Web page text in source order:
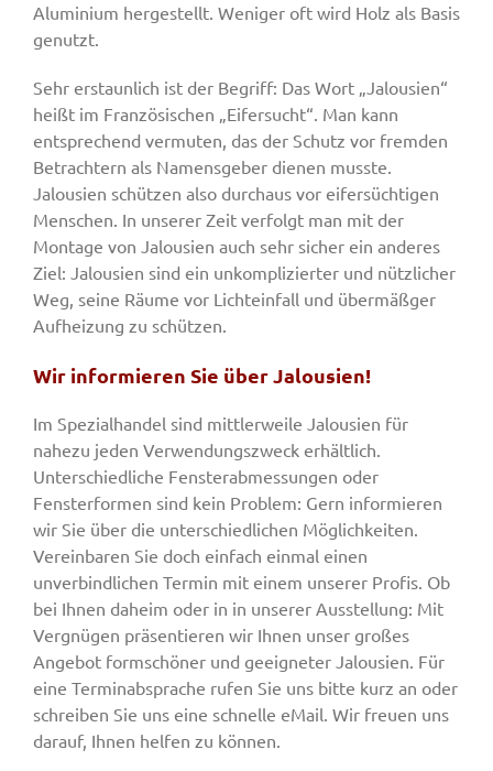
Team
Jobs
Kontakt
Aluminium hergestellt. Weniger oft wird Holz als Basis
genutzt.
Sehr erstaunlich ist der Begriff: Das Wort „Jalousien“
heißt im Französischen „Eifersucht“. Man kann
entsprechend vermuten, das der Schutz vor fremden
Betrachtern als Namensgeber dienen musste.
Jalousien schützen also durchaus vor eifersüchtigen
Menschen. In unserer Zeit verfolgt man mit der
Montage von Jalousien auch sehr sicher ein anderes
Ziel: Jalousien sind ein unkomplizierter und nützlicher
Weg, seine Räume vor Lichteinfall und übermäßger
Aufheizung zu schützen.
Wir informieren Sie über Jalousien!
Im Spezialhandel sind mittlerweile Jalousien für
nahezu jeden Verwendungszweck erhältlich.
Unterschiedliche Fensterabmessungen oder
Fensterformen sind kein Problem: Gern informieren
wir Sie über die unterschiedlichen Möglichkeiten.
Vereinbaren Sie doch einfach einmal einen
unverbindlichen Termin mit einem unserer Profis. Ob
bei Ihnen daheim oder in in unserer Ausstellung: Mit
Vergnügen präsentieren wir Ihnen unser großes
Angebot formschöner und geeigneter Jalousien. Für
eine Terminabsprache rufen Sie uns bitte kurz an oder
schreiben Sie uns eine schnelle eMail. Wir freuen uns
darauf, Ihnen helfen zu können.